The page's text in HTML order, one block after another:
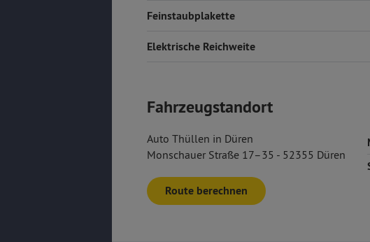
Feinstaubplakette
Elektrische Reichweite
Fahrzeugstandort
Auto Thüllen in Düren
Monschauer Straße 17–35 - 52355 Düren
Route berechnen